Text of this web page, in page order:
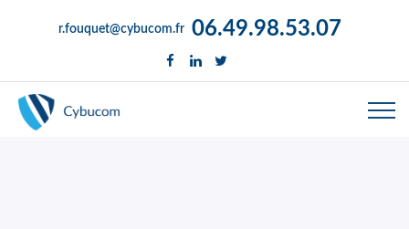
r.fouquet@cybucom.fr 06.49.98.53.07